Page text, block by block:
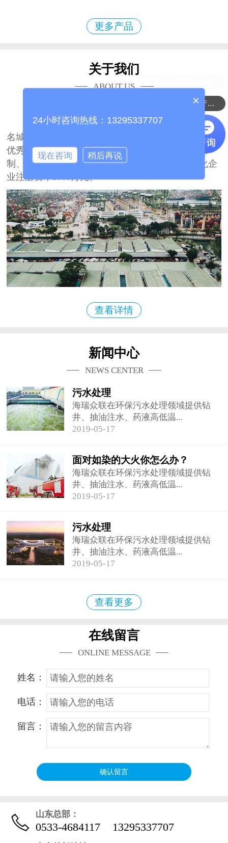
更多产品
关于我们
ABOUT US
山东海瑞众联流体科技有限公司坐落于中国泵业
名城山东、博山，公司占地面积27700平方米，拥有
优秀的技术团队2000余人。是国内一家著名的集研
制、开发、生产、销售、服务于一体的大型多元化企
业注册资本3000万元。
查看详情
新闻中心
NEWS CENTER
污水处理
海瑞众联在环保污水处理领域提供钻
井、抽油注水、药液高低温...
2019-05-17
面对如染的大火你怎么办？
海瑞众联在环保污水处理领域提供钻
井、抽油注水、药液高低温...
2019-05-17
污水处理
海瑞众联在环保污水处理领域提供钻
井、抽油注水、药液高低温...
2019-05-17
查看更多
在线留言
ONLINE MESSAGE
姓名：
电话：
留言：
山东总部：
0533-4684117 13295337707
可以介绍下你们的产品么？
×
24小时咨询热线：13295337707
现在咨询 稍后再说